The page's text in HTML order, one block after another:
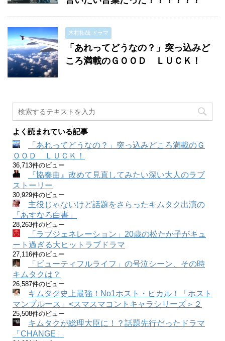
木村拓哉 ドラマ
「あれってどうなの？」突っ込みど
ころ満載のＧＯＯＤ ＬＵＣＫ！
よく読まれている記事
「あれってどうなの？」突っ込みどころ満載のＧ
ＯＯＤ ＬＵＣＫ！
36,713件のビュー
『協奏曲』改めて見直してみたい深い大人のラブ
ストーリー
30,929件のビュー
主役じゃないけど話題をさらったキムタク出演の
「あすなろ白書」
28,263件のビュー
「ラブジェネレーション」20歳の松たか子がキュ
ート過ぎる大ヒットラブドラマ
27,116件のビュー
「ビューティフルライフ」の号泣シーン、その時
キムタクは？
26,587件のビュー
キムタク史上最強！No1ホスト・ヒカル！「ホスト
マンブルース」<スマスマコントキャラシリーズ＞２
25,508件のビュー
キムタクが総理大臣に！？話題先行だったドラマ
「CHANGE」